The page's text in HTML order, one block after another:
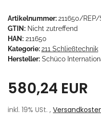
Artikelnummer:211650/REP/
GTIN: Nicht zutreffend
HAN: 211650
Kategorie:211 Schließtechnik
Hersteller: Schüco
580,24 EUR
inkl. 19% USt. ,